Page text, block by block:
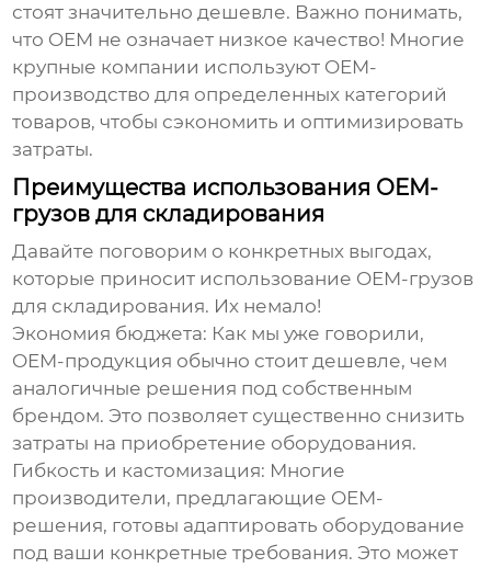
стоят значительно дешевле. Важно понимать,
что OEM не означает низкое качество! Многие
крупные компании используют OEM-
производство для определенных категорий
товаров, чтобы сэкономить и оптимизировать
затраты.
Преимущества использования OEM-
грузов для складирования
Давайте поговорим о конкретных выгодах,
которые приносит использование OEM-грузов
для складирования. Их немало!
Экономия бюджета: Как мы уже говорили,
OEM-продукция обычно стоит дешевле, чем
аналогичные решения под собственным
брендом. Это позволяет существенно снизить
затраты на приобретение оборудования.
Гибкость и кастомизация: Многие
производители, предлагающие OEM-
решения, готовы адаптировать оборудование
под ваши конкретные требования. Это может